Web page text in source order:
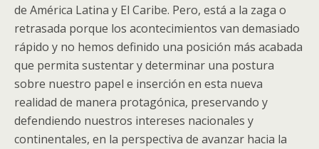
de América Latina y El Caribe. Pero, está a la zaga o
retrasada porque los acontecimientos van demasiado
rápido y no hemos definido una posición más acabada
que permita sustentar y determinar una postura
sobre nuestro papel e inserción en esta nueva
realidad de manera protagónica, preservando y
defendiendo nuestros intereses nacionales y
continentales, en la perspectiva de avanzar hacia la